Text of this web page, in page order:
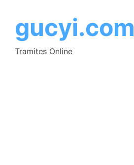
contenido
gucyi.com
Tramites Online